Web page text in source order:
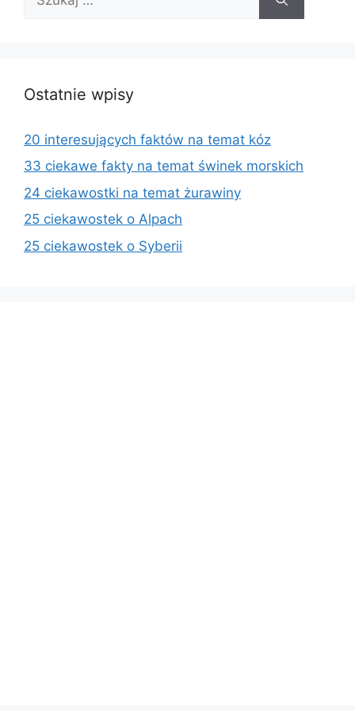
Ostatnie wpisy
20 interesujących faktów na temat kóz
33 ciekawe fakty na temat świnek morskich
24 ciekawostki na temat żurawiny
25 ciekawostek o Alpach
25 ciekawostek o Syberii